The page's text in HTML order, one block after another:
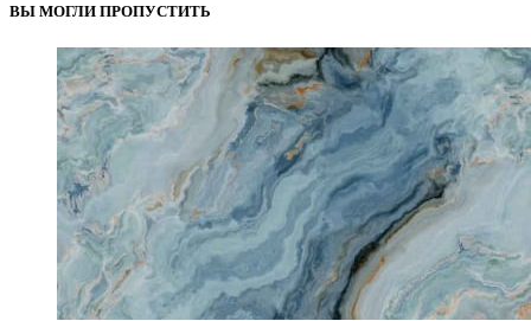
ВЫ МОГЛИ ПРОПУСТИТЬ